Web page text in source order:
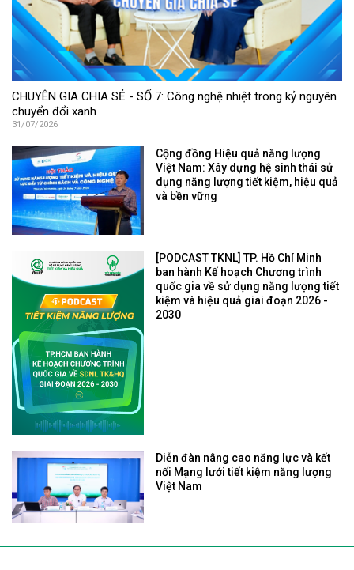
CHUYÊN GIA CHIA SẺ - SỐ 7: Công nghệ nhiệt trong kỷ nguyên
chuyển đổi xanh
31/07/2026
Cộng đồng Hiệu quả năng lượng
Việt Nam: Xây dựng hệ sinh thái sử
dụng năng lượng tiết kiệm, hiệu quả
và bền vững
[PODCAST TKNL] TP. Hồ Chí Minh
ban hành Kế hoạch Chương trình
quốc gia về sử dụng năng lượng tiết
kiệm và hiệu quả giai đoạn 2026 -
2030
Diễn đàn nâng cao năng lực và kết
nối Mạng lưới tiết kiệm năng lượng
Việt Nam